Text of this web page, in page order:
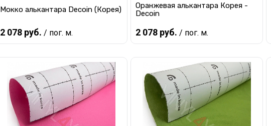
Мокко алькантара Decoin (Корея)
2 078 руб. / пог. м.
Предзаказ
Купить в 1 клик К сравнению
В избранное Под заказ
Оранжевая алькантара Корея -
Decoin
2 078 руб. / пог. м.
Предзаказ
Купить в 1 клик К сравнению
В избранное